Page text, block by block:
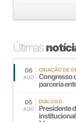
Últimas
06
AGO
CRIAÇÃO DE
Congresso
parceria
05
AGO
DIÁLOGO
Presidente